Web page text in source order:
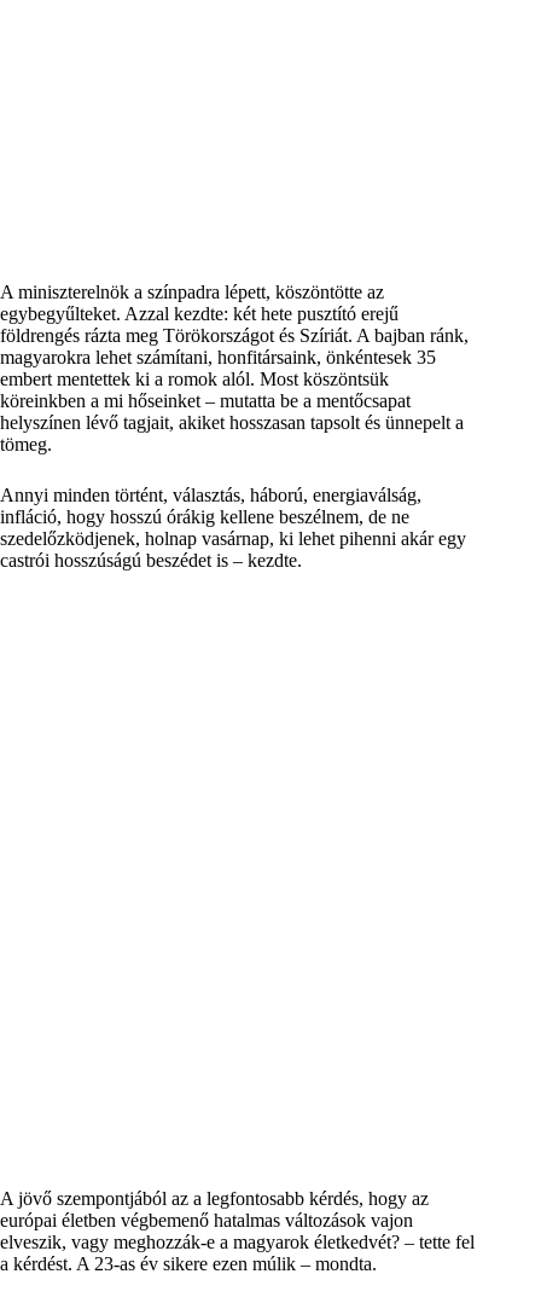
A miniszterelnök a színpadra lépett, köszöntötte az
egybegyűlteket. Azzal kezdte: két hete pusztító erejű
földrengés rázta meg Törökországot és Szíriát. A bajban ránk,
magyarokra lehet számítani, honfitársaink, önkéntesek 35
embert mentettek ki a romok alól. Most köszöntsük
köreinkben a mi hőseinket – mutatta be a mentőcsapat
helyszínen lévő tagjait, akiket hosszasan tapsolt és ünnepelt a
tömeg.
Annyi minden történt, választás, háború, energiaválság,
infláció, hogy hosszú órákig kellene beszélnem, de ne
szedelőzködjenek, holnap vasárnap, ki lehet pihenni akár egy
castrói hosszúságú beszédet is – kezdte.
A jövő szempontjából az a legfontosabb kérdés, hogy az
európai életben végbemenő hatalmas változások vajon
elveszik, vagy meghozzák-e a magyarok életkedvét? – tette fel
a kérdést. A 23-as év sikere ezen múlik – mondta.